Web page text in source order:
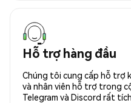
Hỗ trợ hàng đầu
Chúng tôi cung cấp hỗ trợ
và nhân viên hỗ trợ trong
Telegram và Discord rất